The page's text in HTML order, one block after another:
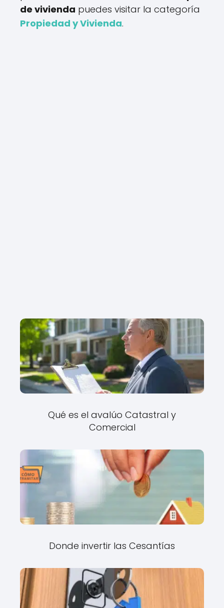
de vivienda puedes visitar la categoría
Propiedad y Vivienda.
Qué es el avalúo Catastral y
Comercial
Donde invertir las Cesantías